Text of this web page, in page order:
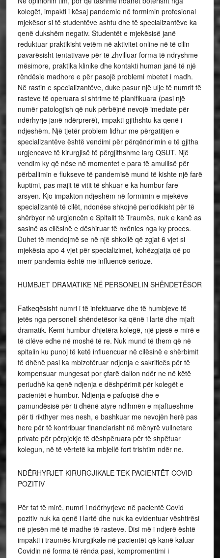
kolegët, impakti i kësaj pandemie në formimin profesional
mjekësor si të studentëve ashtu dhe të specializantëve ka
qenë dukshëm negativ. Studentët e mjekësisë janë
reduktuar praktikisht vetëm në aktivitet online në të cilin
pavarësisht tentativave për të zhvilluar forma të ndryshme
mësimore, praktika klinike dhe kontakti human janë të një
rëndësie madhore e për pasojë problemi mbetet i madh.
Në rastin e specializantëve, duke pasur një ulje të numrit të
rasteve të operuara si shtrime të planifikuara (pasi një
numër patologjish që nuk përbëjnë nevojë imediate për
ndërhyrje janë ndërprerë), impakti gjithshtu ka qenë i
ndjeshëm. Një tjetër problem lidhur me përgatitjen e
specializantëve është vendimi për përqëndrimin e të gjitha
urgjencave të kirurgjisë të përgjithshme larg QSUT. Një
vendim ky që nëse në momentet e para të amullisë për
përballimin e flukseve të pandemisë mund të kishte një farë
kuptimi, pas majit të vitit të shkuar e ka humbur fare
arsyen. Kjo impakton ndjeshëm në formimin e mjekëve
specializantë të cilët, ndonëse shkojnë periodikisht për të
shërbyer në urgjencën e Spitalit të Traumës, nuk e kanë as
sasinë as cilësinë e dëshiruar të nxënies nga ky proces.
Duhet të mendojmë se në një shkollë që zgjat 6 vjet si
mjekësia apo 4 vjet për specializimet, kohëzgjatja që po
merr pandemia është me influencë serioze.
HUMBJET DRAMATIKE NË PERSONELIN SHËNDETËSOR
Fatkeqësisht numri i të infektuarve dhe të humbjeve të
jetës nga personeli shëndetësor ka qënë i lartë dhe mjaft
dramatik. Kemi humbur dhjetëra kolegë, një pjesë e mirë e
të cilëve edhe në moshë të re. Nuk mund të them që në
spitalin ku punoj të ketë influencuar në cilësinë e shërbimit
të dhënë pasi ka mbizotëruar ndjenja e sakrificës për të
kompensuar mungesat por çfarë dallon ndër ne në këtë
periudhë ka qenë ndjenja e dëshpërimit për kolegët e
pacientët e humbur. Ndjenja e pafuqisë dhe e
pamundësisë për ti dhënë atyre ndihmën e mjaftueshme
për ti rikthyer mes nesh, e bashkuar me nevojën herë pas
here për të kontribuar financiarisht në mënyrë vullnetare
private për përpjekje të dëshpëruara për të shpëtuar
kolegun, në të vërtetë ka mbjellë fort trishtim ndër ne.
NDËRHYRJET KIRURGJIKALE TEK PACIENTËT COVID
POZITIV
Për fat të mirë, numri i ndërhyrjeve në pacientë Covid
pozitiv nuk ka qenë i lartë dhe nuk ka evidentuar vështirësi
në pjesën më të madhe të rasteve. Disi më i ndjerë është
impakti i traumës kirurgjikale në pacientët që kanë kaluar
Covidin në forma të rënda pasi, kompromentimi i